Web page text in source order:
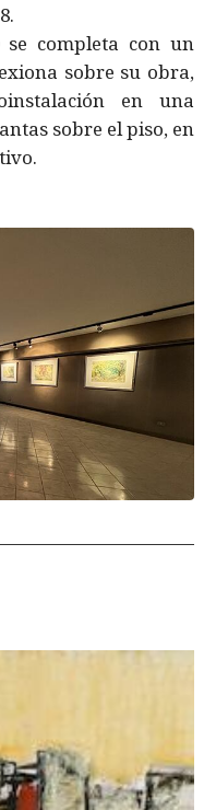
completa con un
sobre su obra,
en una
sobre el piso, en